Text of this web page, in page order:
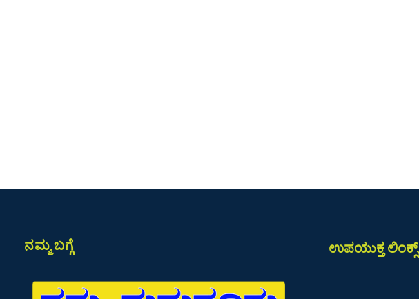
ನಮ್ಮ ಬಗ್ಗೆ ಉಪಯುಕ್ತ ಲಿಂಕ್ಸ್